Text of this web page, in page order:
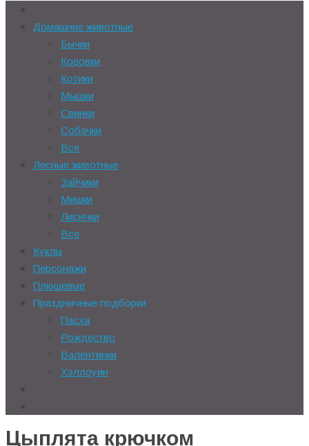
Домашние животные
Бычки
Коровки
Котики
Мышки
Свинки
Собачки
Все
Лесные животные
Зайчики
Мишки
Лисички
Все
Куклы
Персонажи
Плюшевые
Праздничные подборки
Пасха
Рождество
Валентинки
Хэллоуин
Цыплята крючком